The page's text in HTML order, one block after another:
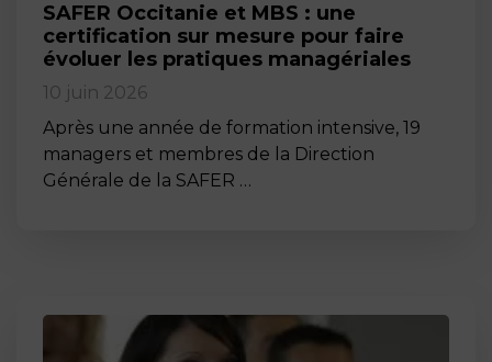
SAFER Occitanie et MBS : une
certification sur mesure pour faire
évoluer les pratiques managériales
10 juin 2026
Après une année de formation intensive, 19
managers et membres de la Direction
Générale de la SAFER …